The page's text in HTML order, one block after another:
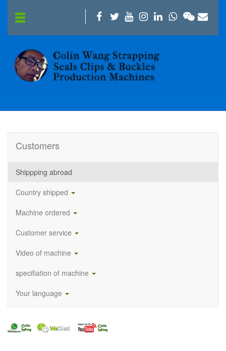
Customers
Shippping abroad
Country shipped
Machine ordered
Customer service
Video of machine
specifiation of machine
Your language